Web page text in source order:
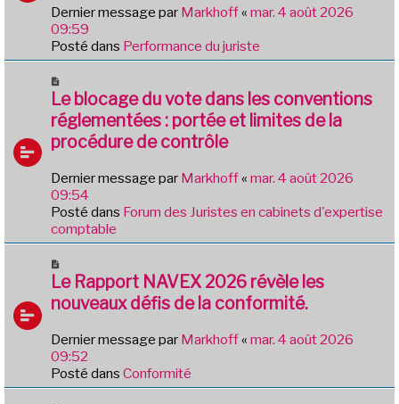
g
e
a
u
m
s
a
g
Dernier message par Markhoff« mar. 4 août 2026
09:59
Posté dans Performance du juriste
o
u
v
e
u
m
e
s
s
g
e
Le blocage du vote dans les conventions
réglementées : portée et limites de la
procédure de contrôle
Dernier message par Markhoff« mar. 4 août 2026
09:54
Posté dans Forum des Juristes en cabinets d'expertise
comptable
o
u
v
a
u
m
Le Rapport NAVEX 2026 révèle les
nouveaux défis de la conformité.
Dernier message par Markhoff« mar. 4 août 2026
09:52
Posté dans Conformité